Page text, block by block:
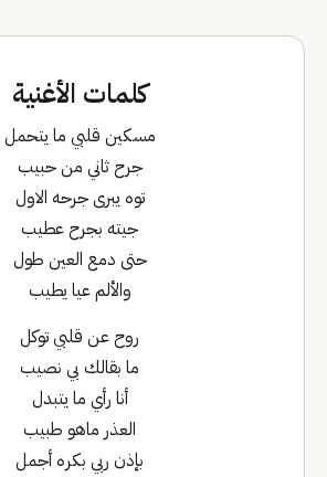
كلمات الأغنية
مسكين قلبي ما يتحمل
جرح ثاني من حبيب
توه يبرى جرحه الاول
جيته بجرح عطيب
حتى دمع العين طول
والألم عيا يطيب
روح عن قلبي توكل
ما بقالك بي نصيب
أنا رأي ما يتبدل
العذر ماهو طبيب
بإذن ربي بكره أجمل